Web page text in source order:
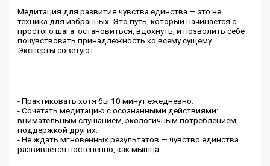
Медитация для развития чувства единства — это не
техника для избранных. Это путь, который начинается с
простого шага: остановиться, вдохнуть, и позволить себе
почувствовать принадлежность ко всему сущему.
Эксперты советуют:
- Практиковать хотя бы 10 минут ежедневно.
- Сочетать медитацию с осознанными действиями:
внимательным слушанием, экологичным потреблением,
поддержкой других.
- Не ждать мгновенных результатов — чувство единства
развивается постепенно, как мышца.